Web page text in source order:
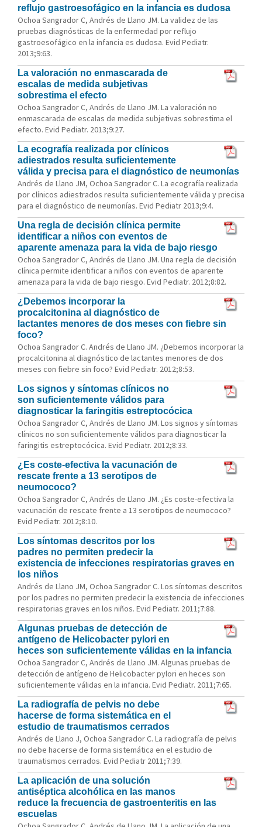
reflujo gastroesofágico en la infancia es dudosa
Ochoa Sangrador C, Andrés de Llano JM. La validez de las
pruebas diagnósticas de la enfermedad por reflujo
gastroesofágico en la infancia es dudosa. Evid Pediatr.
2013;9:63.
La valoración no enmascarada de
escalas de medida subjetivas
sobrestima el efecto
Ochoa Sangrador C, Andrés de Llano JM. La valoración no
enmascarada de escalas de medida subjetivas sobrestima el
efecto. Evid Pediatr. 2013;9:27.
La ecografía realizada por clínicos
adiestrados resulta suficientemente
válida y precisa para el diagnóstico de neumonías
Andrés de Llano JM, Ochoa Sangrador C. La ecografía realizada
por clínicos adiestrados resulta suficientemente válida y precisa
para el diagnóstico de neumonías. Evid Pediatr 2013;9:4.
Una regla de decisión clínica permite
identificar a niños con eventos de
aparente amenaza para la vida de bajo riesgo
Ochoa Sangrador C, Andrés de Llano JM. Una regla de decisión
clínica permite identificar a niños con eventos de aparente
amenaza para la vida de bajo riesgo. Evid Pediatr. 2012;8:82.
¿Debemos incorporar la
procalcitonina al diagnóstico de
lactantes menores de dos meses con fiebre sin
foco?
Ochoa Sangrador C. Andrés de Llano JM. ¿Debemos incorporar la
procalcitonina al diagnóstico de lactantes menores de dos
meses con fiebre sin foco? Evid Pediatr. 2012;8:53.
Los signos y síntomas clínicos no
son suficientemente válidos para
diagnosticar la faringitis estreptocócica
Ochoa Sangrador C, Andrés de Llano JM. Los signos y síntomas
clínicos no son suficientemente válidos para diagnosticar la
faringitis estreptocócica. Evid Pediatr. 2012;8:33.
¿Es coste-efectiva la vacunación de
rescate frente a 13 serotipos de
neumococo?
Ochoa Sangrador C, Andrés de Llano JM. ¿Es coste-efectiva la
vacunación de rescate frente a 13 serotipos de neumococo?
Evid Pediatr. 2012;8:10.
Los síntomas descritos por los
padres no permiten predecir la
existencia de infecciones respiratorias graves en
los niños
Andrés de Llano JM, Ochoa Sangrador C. Los síntomas descritos
por los padres no permiten predecir la existencia de infecciones
respiratorias graves en los niños. Evid Pediatr. 2011;7:88.
Algunas pruebas de detección de
antígeno de Helicobacter pylori en
heces son suficientemente válidas en la infancia
Ochoa Sangrador C, Andrés de Llano JM. Algunas pruebas de
detección de antígeno de Helicobacter pylori en heces son
suficientemente válidas en la infancia. Evid Pediatr. 2011;7:65.
La radiografía de pelvis no debe
hacerse de forma sistemática en el
estudio de traumatismos cerrados
Andrés de Llano J, Ochoa Sangrador C. La radiografía de pelvis
no debe hacerse de forma sistemática en el estudio de
traumatismos cerrados. Evid Pediatr 2011;7:39.
La aplicación de una solución
antiséptica alcohólica en las manos
reduce la frecuencia de gastroenteritis en las
escuelas